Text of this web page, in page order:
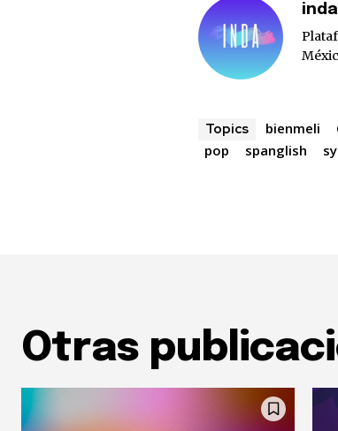
Topics bienmeli
pop
spanglish
Otras